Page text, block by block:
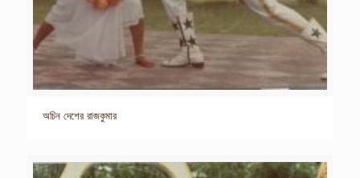
অচিন দেশের রাজকুমার